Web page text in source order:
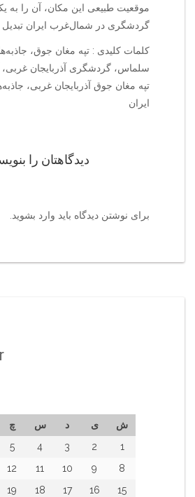
موقعیت طبیعی این مکان، آن را به
گردشگری در شمال‌غرب ایران
کلمات کلیدی : تپه مغان جوق،
سلماس، گردشگری آذربایجان غربی،
تپه مغان جوق آذربایجان غربی،
ایران
دیدگاهتان را
برای نوشتن دیدگاه باید وارد بشوید
ش ی د س چ
1
2
3
4
5
8
9
10
11
12
15
16
17
18
19